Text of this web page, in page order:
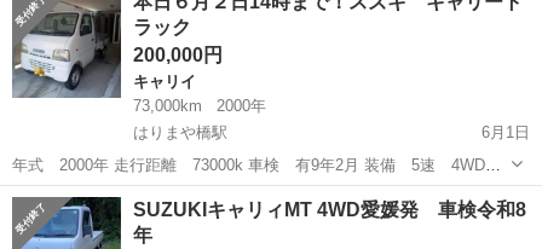
Ｃ ５ＭＴ ＰＳ ＡＣ ■ 排気量： 660cc ■ ドア枚数： 2D ■...
ラック
200,000円
キャリイ
73,000km
2000年
はりまや橋駅
6月1日
年式 2000年 走行距離 73000k 車検 有9年2月 装備 5速 4WD
エアコン AM (PS.PW無し) 年式は古いですが内外装とも綺麗な車
両だと思います。仕事で使用しておりましたのでそれなりに小キズ、
小サビはござ...
高知 高知市 はりまや橋駅 キャリイ キャリー
SUZUKIキャリィMT 4WD愛媛発 車検令和8
年